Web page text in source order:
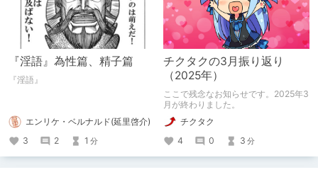
『淫語』為性篇、精子篇
『淫語』
エンリケ・ベルナルド(延里啓介)
3
2 1 分
チクタクの3月振り返り
（2025年）
ここで残念なお知らせです。2025年3
月が終わりました。
チクタク
4
0 3 分